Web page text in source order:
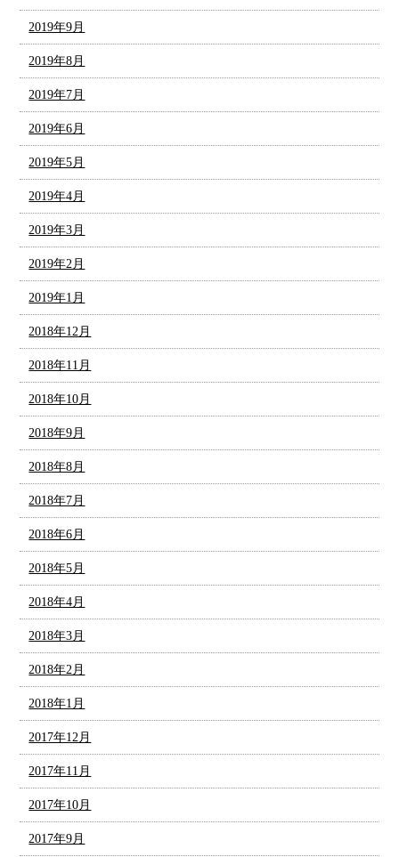
2019年9月
2019年8月
2019年7月
2019年6月
2019年5月
2019年4月
2019年3月
2019年2月
2019年1月
2018年12月
2018年11月
2018年10月
2018年9月
2018年8月
2018年7月
2018年6月
2018年5月
2018年4月
2018年3月
2018年2月
2018年1月
2017年12月
2017年11月
2017年10月
2017年9月